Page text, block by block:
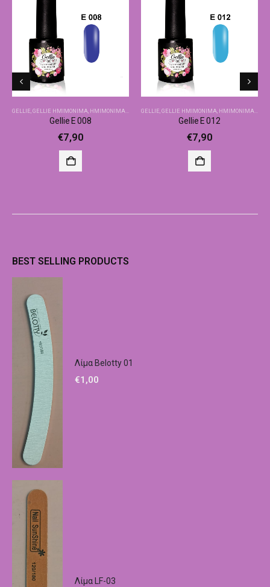
GELLIE GELLIE ΗΜΙΜΌΝΙΜΑ ΗΜΙΜΌΝΙΜΑ-ΒΑΣΙΚΆ ΧΡΏΜΑΤΑ
Gellie E 008
€7,90
GELLIE GELLIE ΗΜΙΜΌΝΙΜΑ ΗΜΙΜΌΝΙΜΑ-ΒΑΣΙΚΆ ΧΡΏΜΑΤΑ
Gellie E 012
€7,90
BEST SELLING PRODUCTS
Λίμα Belotty 01
€1,00
Λίμα LF-03